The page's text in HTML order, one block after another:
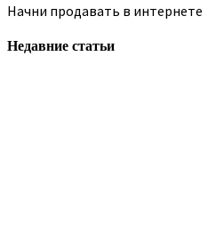
Начни продавать в интернете
Недавние статьи